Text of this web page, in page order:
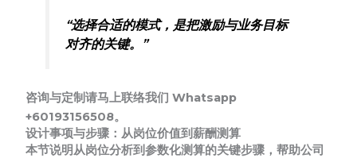
“选择合适的模式，是把激励与业务目标
对齐的关键。”
咨询与定制请马上联络我们 Whatsapp
+60193156508。
设计事项与步骤：从岗位价值到薪酬测算
本节说明从岗位分析到参数化测算的关键步骤，帮助公司